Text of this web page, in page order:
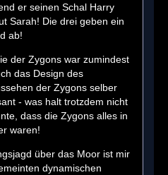
er seinen Schal Harry
Sarah! Die drei geben ein
ab!
der Zygons war zumindest
das Design des
der Zygons selber
- was halt trotzdem nicht
dass die Zygons alles in
waren!
über das Moor ist mir
dynamischen